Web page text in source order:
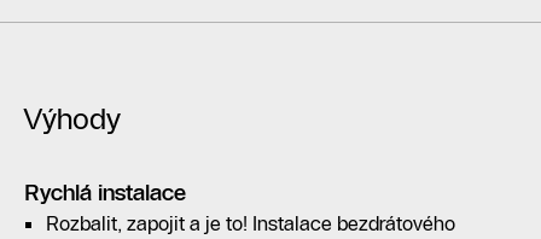
Výhody
Rychlá instalace
Rozbalit, zapojit a je to! Instalace bezdrátového